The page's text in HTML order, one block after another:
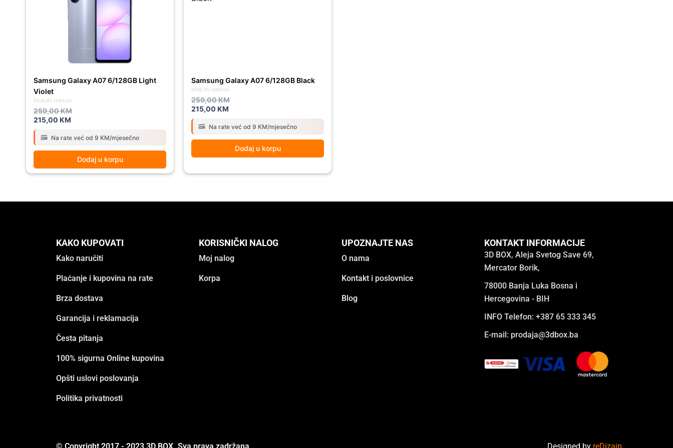
Mobilni telefoni
Samsung Galaxy A07 6/128GB Light
Violet
259,00KM
259,00 KM.
215,00 KM
215,00 KM.
Na rate već od 9 KM/mjesečno
Dodaj u korpu
Mobilni telefoni
Samsung Galaxy A07 6/128GB Black
259,00KM
259,00 KM.
215,00 KM
215,00 KM.
Na rate već od 9 KM/mjesečno
Dodaj u korpu
KAKO KUPOVATI
Kako naručiti
Plaćanje i kupovina na rate
Brza dostava
Garancija i reklamacija
Česta pitanja
100% sigurna Online kupovina
Opšti uslovi poslovanja
Politika privatnosti
KORISNIČKI NALOG
Moj nalog
Korpa
UPOZNAJTE NAS
O nama
Kontakt i poslovnice
Blog
KONTAKT INFORMACIJE
3D BOX, Aleja Svetog Save 69,
Mercator Borik,
78000 Banja Luka Bosna i
Hercegovina - BIH
INFO Telefon: +387 65 333 345
E-mail: prodaja@3dbox.ba